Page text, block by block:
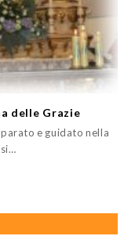
delle Grazie
e guidato nella